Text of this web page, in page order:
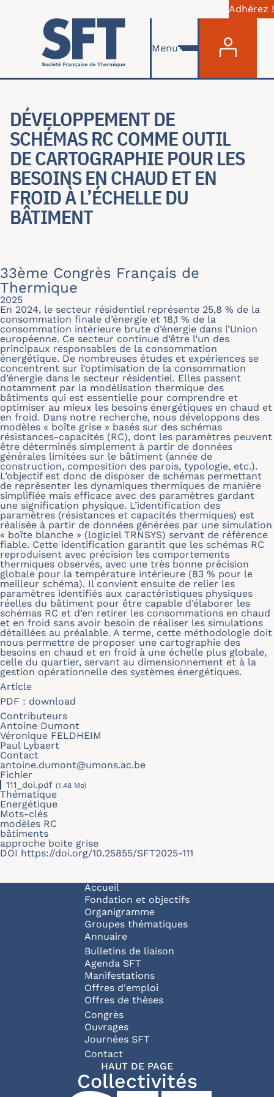
Aller au contenu principal
Adhérez !
Menu
DÉVELOPPEMENT DE
SCHÉMAS RC COMME OUTIL
DE CARTOGRAPHIE POUR LES
BESOINS EN CHAUD ET EN
FROID À L’ÉCHELLE DU
BÂTIMENT
33ème Congrès Français de
Thermique
2025
En 2024, le secteur résidentiel représente 25,8 % de la
consommation finale d’énergie et 18,1 % de la
consommation intérieure brute d’énergie dans l’Union
européenne. Ce secteur continue d’être l’un des
principaux responsables de la consommation
énergétique. De nombreuses études et expériences se
concentrent sur l’optimisation de la consommation
d’énergie dans le secteur résidentiel. Elles passent
notamment par la modélisation thermique des
bâtiments qui est essentielle pour comprendre et
optimiser au mieux les besoins énergétiques en chaud et
en froid. Dans notre recherche, nous développons des
modèles « boîte grise » basés sur des schémas
résistances-capacités (RC), dont les paramètres peuvent
être déterminés simplement à partir de données
générales limitées sur le bâtiment (année de
construction, composition des parois, typologie, etc.).
L’objectif est donc de disposer de schémas permettant
de représenter les dynamiques thermiques de manière
simplifiée mais efficace avec des paramètres gardant
une signification physique. L’identification des
paramètres (résistances et capacités thermiques) est
réalisée à partir de données générées par une simulation
« boîte blanche » (logiciel TRNSYS) servant de référence
fiable. Cette identification garantit que les schémas RC
reproduisent avec précision les comportements
thermiques observés, avec une très bonne précision
globale pour la température intérieure (83 % pour le
meilleur schéma). Il convient ensuite de relier les
paramètres identifiés aux caractéristiques physiques
réelles du bâtiment pour être capable d’élaborer les
schémas RC et d’en retirer les consommations en chaud
et en froid sans avoir besoin de réaliser les simulations
détaillées au préalable. A terme, cette méthodologie doit
nous permettre de proposer une cartographie des
besoins en chaud et en froid à une échelle plus globale,
celle du quartier, servant au dimensionnement et à la
gestion opérationnelle des systèmes énergétiques.
Article
PDF : download
Contributeurs
Antoine Dumont
Véronique FELDHEIM
Paul Lybaert
Contact
antoine.dumont@umons.ac.be
Fichier
111_doi.pdf (1.48 Mo)
Thématique
Energétique
Mots-clés
modèles RC
bâtiments
approche boite grise
DOI https://doi.org/10.25855/SFT2025-111
Navigation principale
Accueil
Fondation et objectifs
Organigramme
Groupes thématiques
Annuaire
Bulletins de liaison
Agenda SFT
Manifestations
Offres d'emploi
Offres de thèses
Congrès
Ouvrages
Journées SFT
Pied de page
Contact
HAUT DE PAGE
Collectivités